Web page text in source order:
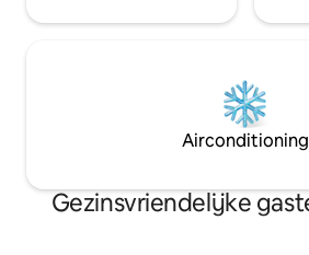
Airconditioning
Gezinsvriendelijke